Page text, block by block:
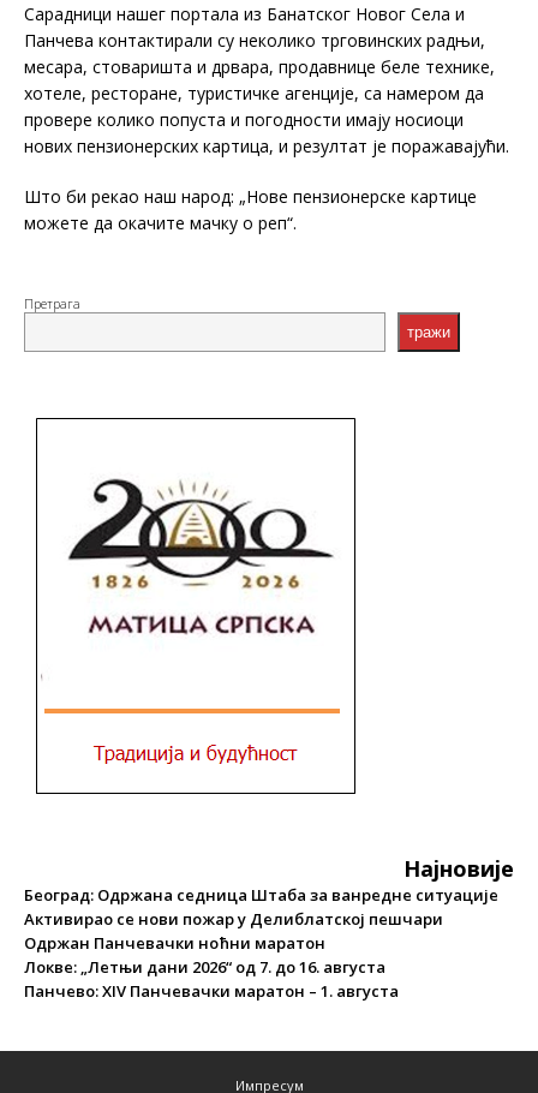
Сарадници нашег портала из Банатског Новог Села и
Панчева контактирали су неколико трговинских радњи,
месара, стоваришта и дрвара, продавнице беле технике,
хотеле, ресторане, туристичке агенције, са намером да
провере колико попуста и погодности имају носиоци
нових пензионерских картица, и резултат је поражавајући.
Што би рекао наш народ: „Нове пензионерске картице
можете да окачите мачку о реп“.
Претрага
тражи
Најновије
Београд: Одржана седница Штаба за ванредне ситуације
Активирао се нови пожар у Делиблатској пешчари
Одржан Панчевачки ноћни маратон
Локве: „Летњи дани 2026“ од 7. до 16. августа
Панчево: XIV Панчевачки маратон – 1. августа
Импресум